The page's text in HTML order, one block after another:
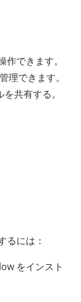
できます。
理できます。
共有する。
るには：
をインスト